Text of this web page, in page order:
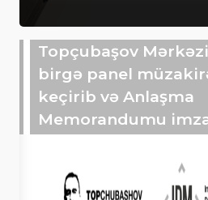
Topçubaşov
birgə panel
keçirib və Anlaşma
Memorandumu